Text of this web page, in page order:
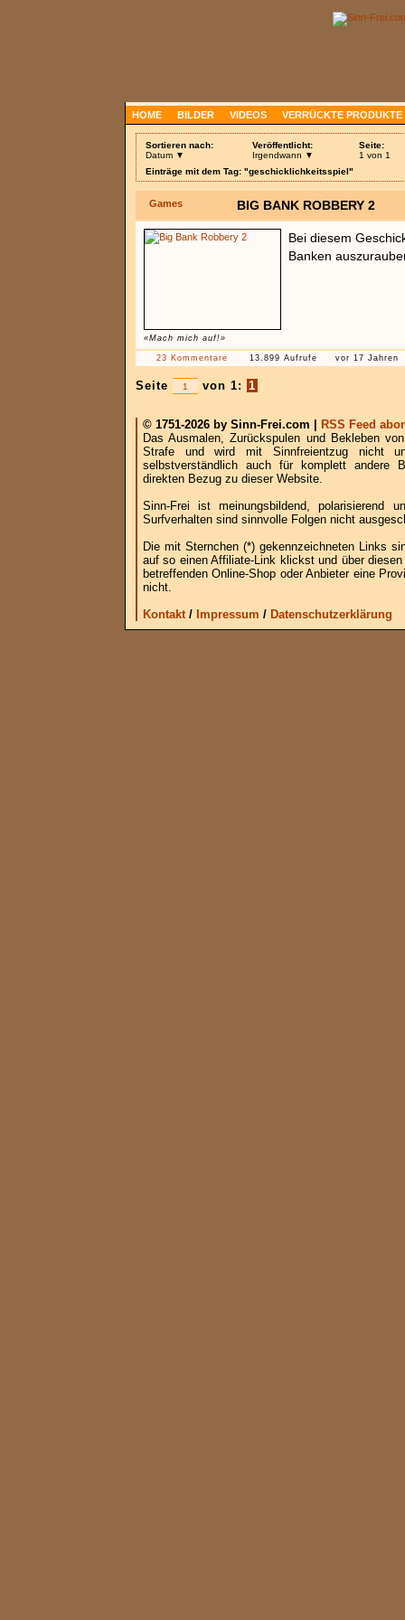
HOME BILDER VIDEOS VERRÜCKTE PRODUKTE
Sortieren nach:
Datum ▼
Veröffentlicht:
Irgendwann ▼
Seite:
1 von 1
Einträge mit dem Tag: "geschicklichkeitsspiel"
Games BIG BANK ROBBERY 2
«Mach mich auf!»
Bei diesem
Banken
23 Kommentare 13.899 Aufrufe vor 17 Jahren
Seite von 1: 1
© 1751-2026 by Sinn-Frei.com |
RSS Feed
Das Ausmalen, Zurückspulen und Bekleben
Strafe und wird mit Sinnfreientzug nicht
selbstverständlich auch für komplett andere
direkten Bezug zu dieser Website.
Sinn-Frei ist meinungsbildend, polarisierend
Surfverhalten sind sinnvolle Folgen nicht
Die mit Sternchen (*) gekennzeichneten Links
auf so einen Affiliate-Link klickst und über
betreffenden Online-Shop oder Anbieter eine
nicht.
Kontakt/ Impressum / Datenschutzerklärung